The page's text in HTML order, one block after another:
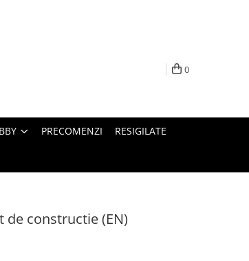
0
PRECOMENZI RESIGILATE
de constructie (EN)